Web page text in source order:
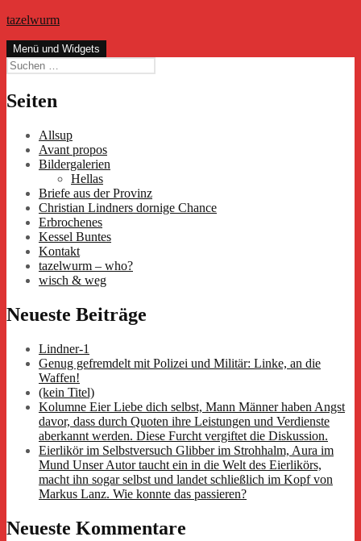
Zum
springen
tazelwurm
Menü und Widgets
Suchen
nach:
Seiten
Allsup
Avant propos
Bildergalerien
Hellas
Briefe aus der Provinz
Christian Lindners dornige Chance
Erbrochenes
Kessel Buntes
Kontakt
tazelwurm – who?
wisch & weg
Neueste Beiträge
Lindner-1
Genug gefremdelt mit Polizei und Militär: Linke, an die
Waffen!
(kein Titel)
Kolumne Eier Liebe dich selbst, Mann Männer haben Angst
davor, dass durch Quoten ihre Leistungen und Verdienste
aberkannt werden. Diese Furcht vergiftet die Diskussion.
Eierlikör im Selbstversuch Glibber im Strohhalm, Aura im
Mund Unser Autor taucht ein in die Welt des Eierlikörs,
macht ihn sogar selbst und landet schließlich im Kopf von
Markus Lanz. Wie konnte das passieren?
Neueste Kommentare